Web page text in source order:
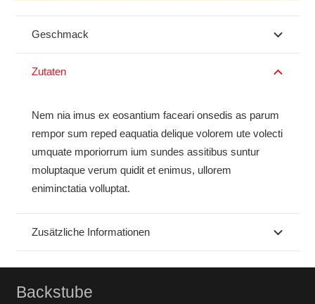
Geschmack
Zutaten
Nem nia imus ex eosantium faceari onsedis as parum
rempor sum reped eaquatia delique volorem ute volecti
umquate mporiorrum ium sundes assitibus suntur
moluptaque verum quidit et enimus, ullorem
eniminctatia volluptat.
Zusätzliche Informationen
Backstube